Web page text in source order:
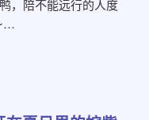
，陪不能远行的人度